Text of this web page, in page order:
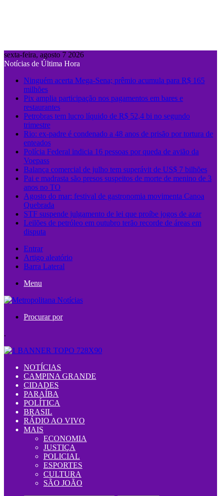
sexta-feira, agosto 7 2026
Notícias de Última Hora
Ninguém acerta Mega-Sena; prêmio acumula para R$ 165
milhões
Pix amplia participação nos pagamentos em bares e
restaurantes
Petrobras tem lucro líquido de R$ 52,4 bi no segundo
trimestre
Rio: ex-padre é condenado a 48 anos de prisão por tortura de
enteados
Polícia Federal indicia 16 pessoas por queda de avião da
Voepass
Balança comercial de julho tem superávit de US$ 7 bilhões
Pai e madrasta são presos suspeitos de morte de menino de 3
anos no TO
Agosto do mar: festival de gastronomia movimenta Canoa
Quebrada
STF suspende julgamento de lei que proíbe jogos de azar
Leilões de petróleo em outubro terão recorde de áreas em
disputa
Entrar
Artigo aleatório
Barra Lateral
Menu
Procurar por
.
NOTÍCIAS
CAMPINA GRANDE
CIDADES
PARAÍBA
POLÍTICA
BRASIL
RÁDIO AO VIVO
MAIS
ECONOMIA
JUSTIÇA
POLICIAL
ESPORTES
CULTURA
SÃO JOÃO